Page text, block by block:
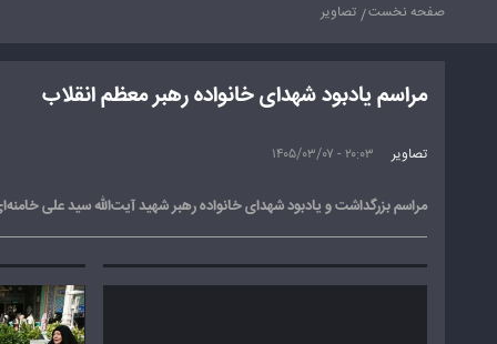
صفحه نخست تصاویر
مراسم یادبود شهدای خانواده رهبر معظم انقلاب
تصاویر ۲۰:۰۳ - ۱۴۰۵/۰۳/۰۷
مراسم بزرگداشت و یادبود شهدای خانواده رهبر شهید آیت‌الله سید علی خامنه‌ای عصر پنجشنبه (۷ خرداد ۱۴۰۵) در مصلای آستان مقدس حضرت عبدالعظیم(ع) با حضور خانواده‌های معظم شهدا،